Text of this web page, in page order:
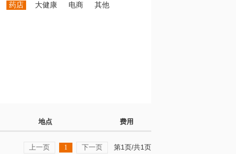
药店 大健康 电商
其他
地点 费用
上一页 1 下一页 第1页/共1页